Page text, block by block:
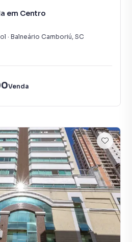
em Centro
· Balneário Camboriú, SC
Venda